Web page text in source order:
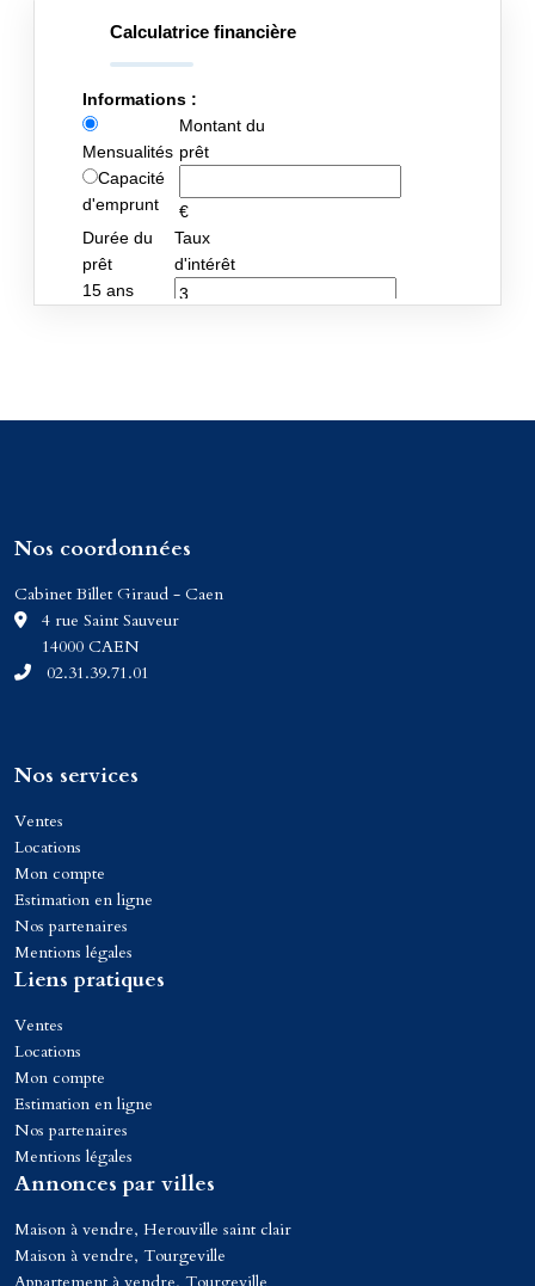
Nos coordonnées
Cabinet Billet Giraud - Caen
4 rue Saint Sauveur
14000 CAEN
02.31.39.71.01
Nos services
Ventes
Locations
Mon compte
Estimation en ligne
Nos partenaires
Mentions légales
Liens pratiques
Ventes
Locations
Mon compte
Estimation en ligne
Nos partenaires
Mentions légales
Annonces par villes
Maison à vendre, Herouville saint clair
Maison à vendre, Tourgeville
Appartement à vendre, Tourgeville